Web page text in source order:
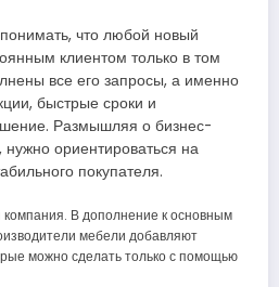
что любой новый
клиентом только в том
все его запросы, а именно
быстрые сроки и
Размышляя о бизнес-
ориентироваться на
покупателя.
В дополнение к основным
мебели добавляют
можно сделать только с помощью